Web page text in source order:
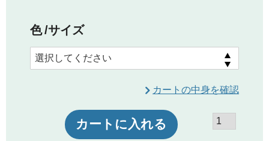
色 サイズ
カートの中身を確認
カートに入れる